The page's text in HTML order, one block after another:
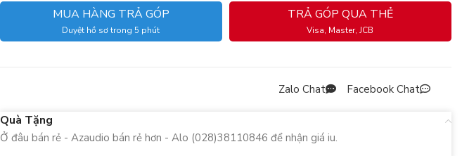
MUA HÀNG TRẢ GÓP
Duyệt hồ sơ trong 5 phút
TRẢ GÓP QUA THẺ
Visa, Master, JCB
Zalo Chat Facebook Chat
Quà Tặng
Ở đâu bán rẻ - Azaudio bán rẻ hơn - Alo (028)38110846 để nhận giá iu.